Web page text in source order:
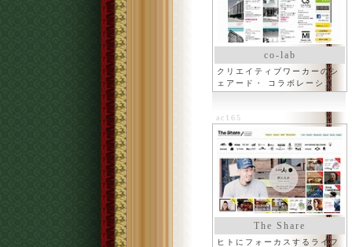
co-lab
クリエイティブワーカーのシ
ェアード・ コラボレーショ
ン
ac165
The Share
ヒトにフォーカスするライフ